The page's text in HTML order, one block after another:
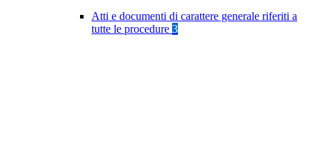
Atti e documenti di carattere generale riferiti a
tutte le procedure 3